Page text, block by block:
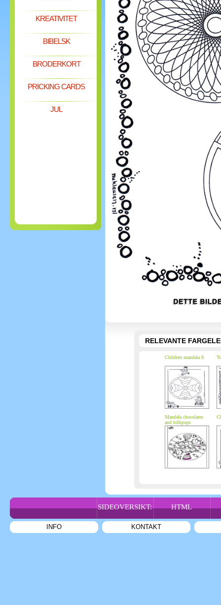
KREATIVITET
BIBELSK
BRODERKORT
PRICKING CARDS
JUL
RELEVANTE
Children mandala 8
Mandala chocolates
and lollipops
SIDEOVERSIKT: HTML
INFO KONTAKT